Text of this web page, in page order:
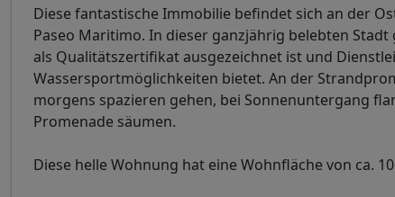
Diese fantastische Immobilie befindet sich an der
Paseo Maritimo. In dieser ganzjährig belebten
als Qualitätszertifikat ausgezeichnet ist und
Wassersportmöglichkeiten bietet. An der
morgens spazieren gehen, bei Sonnenuntergang
Promenade säumen.
Diese helle Wohnung hat eine Wohnfläche von ca.